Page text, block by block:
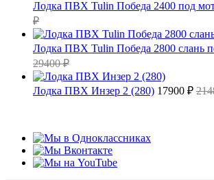
Лодка ПВХ Tulin Победа 2400 под
₽
Лодка ПВХ Tulin Победа 2800 слань
29400 ₽
Лодка ПВХ Инзер 2 (280) 17900 ₽